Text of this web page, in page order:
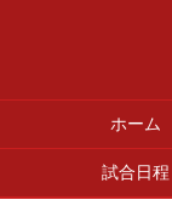
ホーム
試合日程